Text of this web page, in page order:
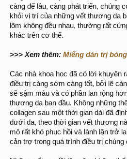
càng để lâu, càng phát triển, chúng
khỏi vị trí của những vết thương da
lõm không đều nhau, thường rất
khác trên cơ thể.
>>> Xem thêm: Miếng dán trị bỏng
Các nhà khoa học đã có lời khuyên
điều trị càng sớm càng tốt, bởi lẽ
sẽ sậm màu và có phần lan rộng
thương da ban đầu. Không những
collagen sau một thời gian dài đã
dưới da, theo thời gian vết thương
mô rất khó phục hồi và lành lặn trở
cản trợ trong quá trình điều trị chúng